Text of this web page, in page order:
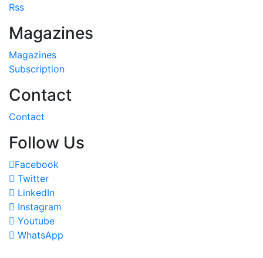
Rss
Magazines
Magazines
Subscription
Contact
Contact
Follow Us
Facebook
Twitter
LinkedIn
Instagram
Youtube
WhatsApp